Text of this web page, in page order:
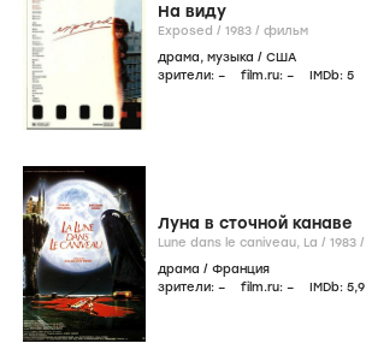
На виду
Exposed / 1983 / фильм
драма, музыка / США
зрители: – film.ru: – IMDb: 5
Луна в сточной канаве
Lune dans le caniveau, La / 1983 /
драма / Франция
зрители: – film.ru: – IMDb: 5,9